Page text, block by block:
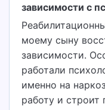
зависимости с
моему сыну
зависимости.
работали
именно на
работу и строит